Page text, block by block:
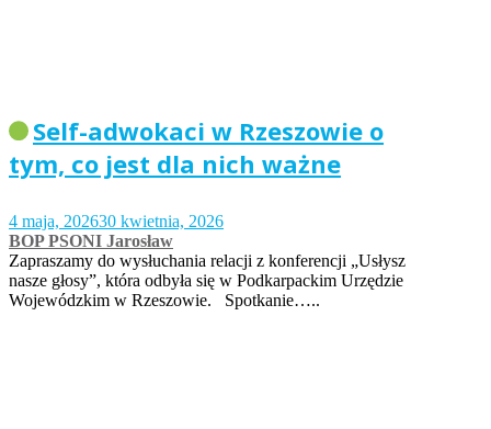
Self-adwokaci w Rzeszowie o
tym, co jest dla nich ważne
4 maja, 202630 kwietnia, 2026
BOP PSONI Jarosław
Zapraszamy do wysłuchania relacji z konferencji „Usłysz
nasze głosy”, która odbyła się w Podkarpackim Urzędzie
Wojewódzkim w Rzeszowie. Spotkanie…..